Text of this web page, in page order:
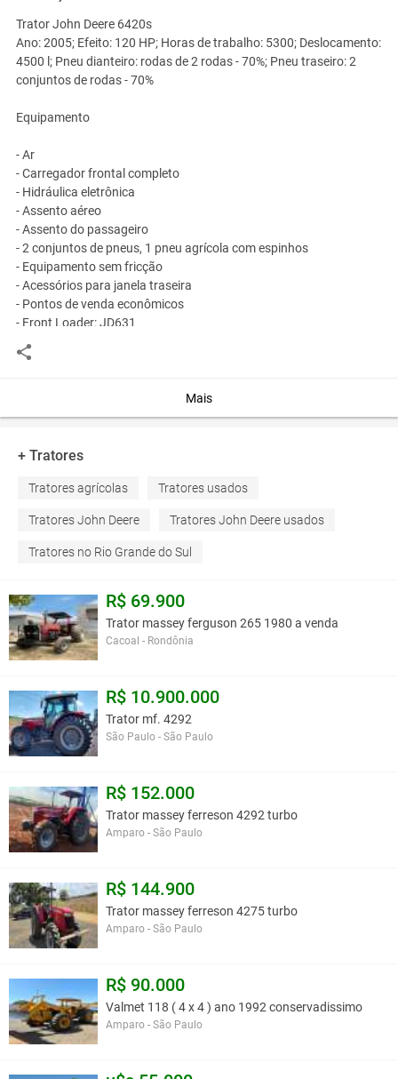
Trator John Deere 6420s
Ano: 2005; Efeito: 120 HP; Horas de trabalho: 5300; Deslocamento:
4500 l; Pneu dianteiro: rodas de 2 rodas - 70%; Pneu traseiro: 2
conjuntos de rodas - 70%
Equipamento
- Ar
- Carregador frontal completo
- Hidráulica eletrônica
- Assento aéreo
- Assento do passageiro
- 2 conjuntos de pneus, 1 pneu agrícola com espinhos
- Equipamento sem fricção
- Acessórios para janela traseira
- Pontos de venda econômicos
- Front Loader: JD631
este anúncio é contra a política de Agroads?
Mais
+ Tratores
Tratores agrícolas Tratores usados
Tratores John Deere Tratores John Deere usados
Tratores no Rio Grande do Sul
R$ 69.900
Trator massey ferguson 265 1980 a venda
Cacoal - Rondônia
R$ 10.900.000
Trator mf. 4292
São Paulo - São Paulo
R$ 152.000
Trator massey ferreson 4292 turbo
Amparo - São Paulo
R$ 144.900
Trator massey ferreson 4275 turbo
Amparo - São Paulo
R$ 90.000
Valmet 118 ( 4 x 4 ) ano 1992 conservadissimo
Amparo - São Paulo